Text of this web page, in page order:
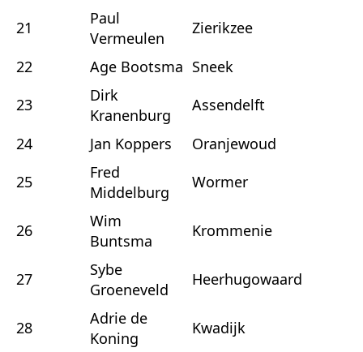
21
Paul
Vermeulen
Zierikzee
22
Age Bootsma Sneek
23
Dirk
Kranenburg
Assendelft
24
Jan Koppers
Oranjewoud
25
Fred
Middelburg
Wormer
26
Wim
Buntsma
Krommenie
27
Sybe
Groeneveld
Heerhugowaard
28
Adrie de
Koning
Kwadijk